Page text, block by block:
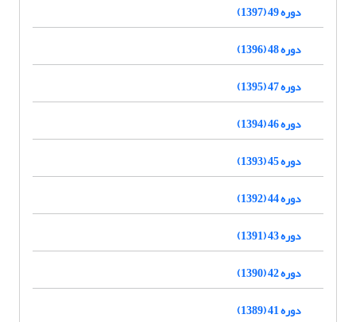
دوره 49 (1397)
دوره 48 (1396)
دوره 47 (1395)
دوره 46 (1394)
دوره 45 (1393)
دوره 44 (1392)
دوره 43 (1391)
دوره 42 (1390)
دوره 41 (1389)